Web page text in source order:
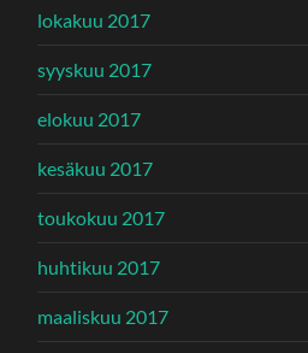
lokakuu 2017
syyskuu 2017
elokuu 2017
kesäkuu 2017
toukokuu 2017
huhtikuu 2017
maaliskuu 2017